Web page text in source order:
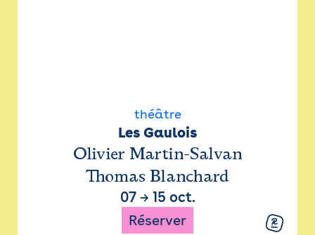
théâtre
Les Gaulois
Olivier Martin-Salvan
Thomas Blanchard
07→ 15 oct.
Réserver